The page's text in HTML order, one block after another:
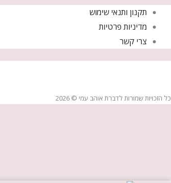
תקנון ותנאי שימוש
מדיניות פרטיות
צרי קשר
כל הזכויות שמורות לדברת אוהב עמי © 2026